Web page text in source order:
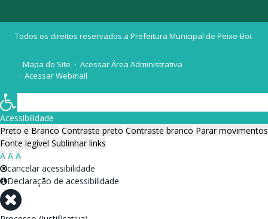
Todos os direitos reservados a Prefeitura Municipal de Peixe-Boi.
Mapa do Site
Acessar Área Administrativa
Acessar Webmail
Acessibilidade
Preto e Branco Contraste preto Contraste branco Parar movimentos
Fonte legível Sublinhar links
A A A
cancelar acessibilidade
Declaração de acessibilidade